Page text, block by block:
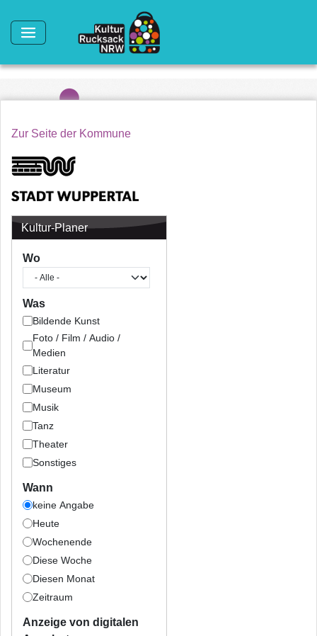
Zur Seite der Kommune
Kultur-Planer
Wo
Was
Bildende Kunst
Foto / Film / Audio /
Medien
Literatur
Museum
Musik
Tanz
Theater
Sonstiges
Wann
keine Angabe
Heute
Wochenende
Diese Woche
Diesen Monat
Zeitraum
Anzeige von digitalen